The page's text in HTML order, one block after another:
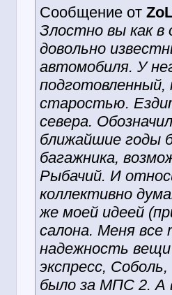
Сообщение от
Злостно вы как
довольно
автомобиля. У
старостью.
севера.
ближайшие годы
багажника,
Рыбачий. И
коллективно
же моей идеей
салона. Меня
надежность
экспресс,
было за МПС 2. А